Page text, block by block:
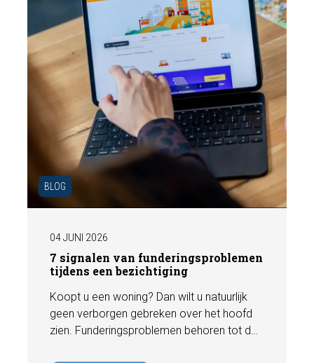
BLOG
04 JUNI 2026
7 signalen van funderingsproblemen
tijdens een bezichtiging
Koopt u een woning? Dan wilt u natuurlijk
geen verborgen gebreken over het hoofd
zien. Funderingsproblemen behoren tot de